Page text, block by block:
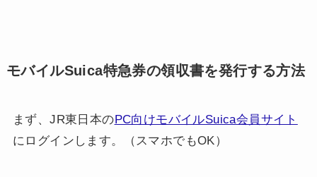
モバイルSuica特急券の領収書を発行する方法
まず、JR東日本の PC向けモバイルSuica会員サイト
にログインします。（スマホでもOK）